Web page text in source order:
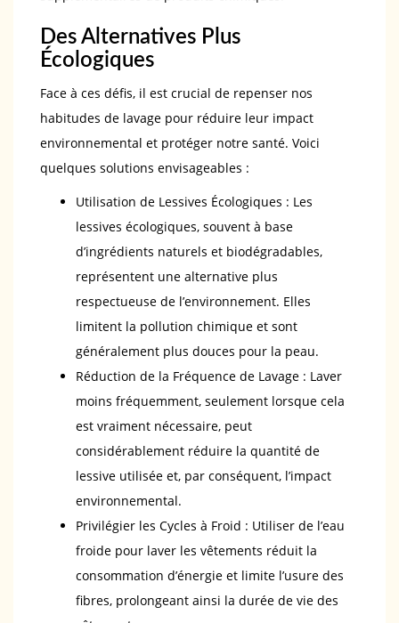
Des Alternatives Plus
Écologiques
Face à ces défis, il est crucial de repenser nos
habitudes de lavage pour réduire leur impact
environnemental et protéger notre santé. Voici
quelques solutions envisageables :
Utilisation de Lessives Écologiques : Les
lessives écologiques, souvent à base
d’ingrédients naturels et biodégradables,
représentent une alternative plus
respectueuse de l’environnement. Elles
limitent la pollution chimique et sont
généralement plus douces pour la peau.
Réduction de la Fréquence de Lavage : Laver
moins fréquemment, seulement lorsque cela
est vraiment nécessaire, peut
considérablement réduire la quantité de
lessive utilisée et, par conséquent, l’impact
environnemental.
Privilégier les Cycles à Froid : Utiliser de l’eau
froide pour laver les vêtements réduit la
consommation d’énergie et limite l’usure des
fibres, prolongeant ainsi la durée de vie des